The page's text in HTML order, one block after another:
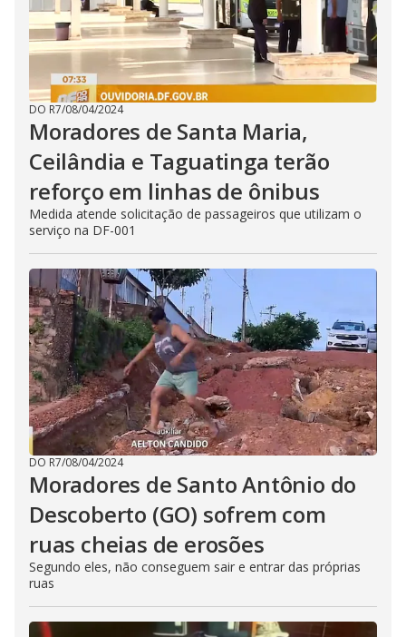
DO R7/08/04/2024
Moradores de Santa Maria,
Ceilândia e Taguatinga terão
reforço em linhas de ônibus
Medida atende solicitação de passageiros que utilizam o
serviço na DF-001
DO R7/08/04/2024
Moradores de Santo Antônio do
Descoberto (GO) sofrem com
ruas cheias de erosões
Segundo eles, não conseguem sair e entrar das próprias
ruas